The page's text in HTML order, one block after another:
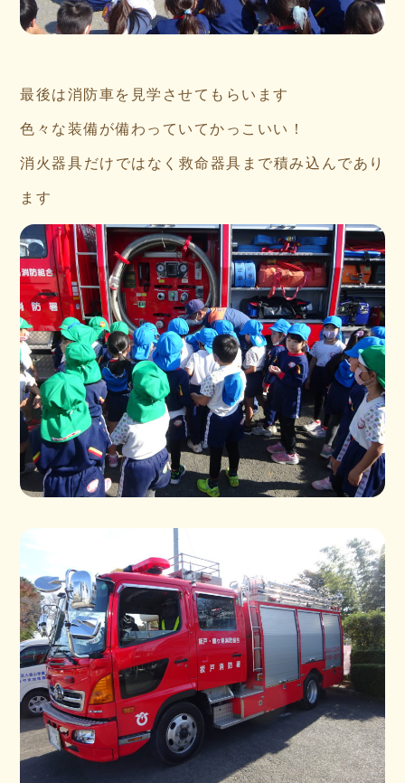
最後は消防車を見学させてもらいます
色々な装備が備わっていてかっこいい！
消火器具だけではなく救命器具まで積み込んであり
ます